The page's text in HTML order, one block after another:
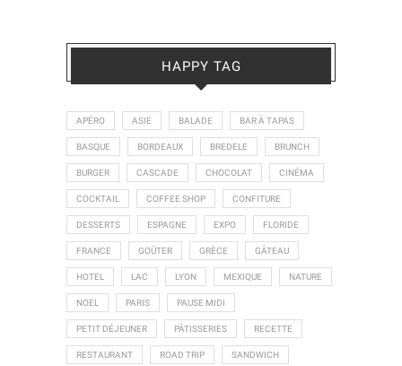
HAPPY TAG
APÉRO ASIE BALADE BAR À TAPAS
BASQUE BORDEAUX BREDELE BRUNCH
BURGER CASCADE CHOCOLAT CINÉMA
COCKTAIL COFFEE SHOP CONFITURE
DESSERTS ESPAGNE EXPO FLORIDE
FRANCE GOÛTER GRÈCE GÂTEAU
HOTEL LAC LYON MEXIQUE NATURE
NOEL PARIS PAUSE MIDI
PETIT DÉJEUNER PÂTISSERIES RECETTE
RESTAURANT ROAD TRIP SANDWICH